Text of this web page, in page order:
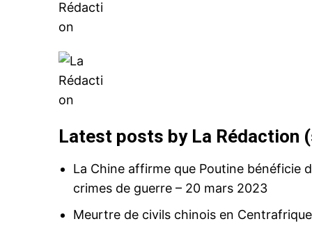
Latest posts by La Rédaction (
La Chine affirme que Poutine bénéficie
crimes de guerre – 20 mars 2023
Meurtre de civils chinois en